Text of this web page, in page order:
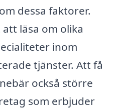
dessa faktorer.
läsa om olika
inom
tjänster. Att få
också större
som erbjuder